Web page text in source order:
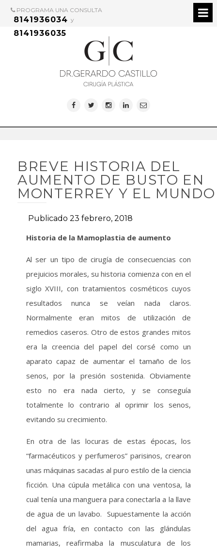
PROGRAMA UNA CONSULTA
8141936034 y
8141936035
BREVE HISTORIA DEL
AUMENTO DE BUSTO EN
MONTERREY Y EL MUNDO
Publicado 23 febrero, 2018
Historia de la Mamoplastia de aumento
Al ser un tipo de cirugía de consecuencias con
prejuicios morales, su historia comienza con en el
siglo XVIII, con tratamientos cosméticos cuyos
resultados nunca se veían nada claros.
Normalmente eran mitos de utilización de
remedios caseros. Otro de estos grandes mitos
era la creencia del papel del corsé como un
aparato capaz de aumentar el tamaño de los
senos, por la presión sostenida. Obviamente
esto no era nada cierto, y se conseguía
totalmente lo contrario al oprimir los senos,
evitando su crecimiento.
En otra de las locuras de estas épocas, los
“farmacéuticos y perfumeros” parisinos, crearon
unas máquinas sacadas al puro estilo de la ciencia
ficción. Una cúpula metálica con una ventosa, la
cual tenía una manguera para conectarla a la llave
de agua de un lavabo. Supuestamente la acción
del agua fría, en contacto con las glándulas
mamarias, reafirmaba la musculatura de los